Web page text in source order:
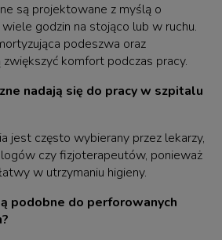
są projektowane z myślą o
godzin na stojąco lub w ruchu.
podeszwa oraz
komfort podczas pracy.
nadają się do pracy w szpitalu
jest często wybierany przez lekarzy,
czy fizjoterapeutów, ponieważ
w utrzymaniu higieny.
podobne do perforowanych